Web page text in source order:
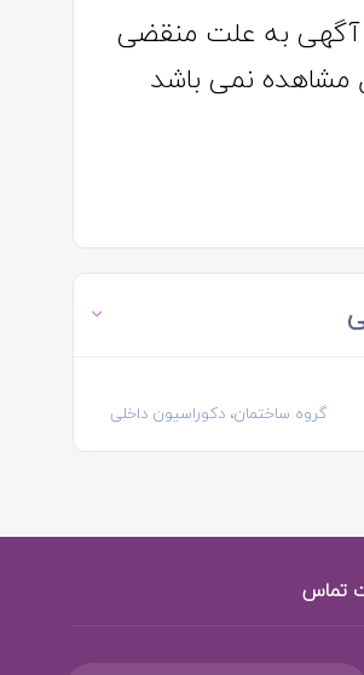
آگهی به علت منقضی
مشاهده نمی باشد
گروه ساختمان، دکوراسیون داخلی
تماس